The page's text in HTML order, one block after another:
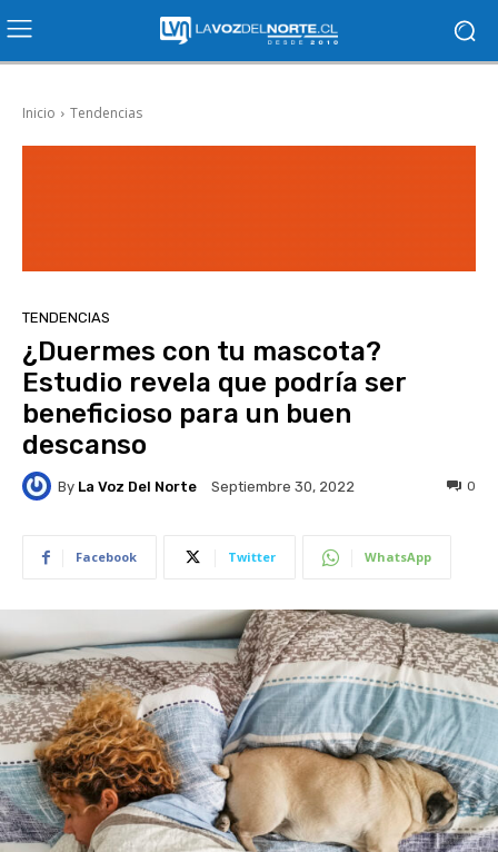
Inicio Tendencias
TENDENCIAS
¿Duermes con tu mascota?
Estudio revela que podría ser
beneficioso para un buen
descanso
By La Voz Del Norte Septiembre 30, 2022 0
Facebook Twitter WhatsApp